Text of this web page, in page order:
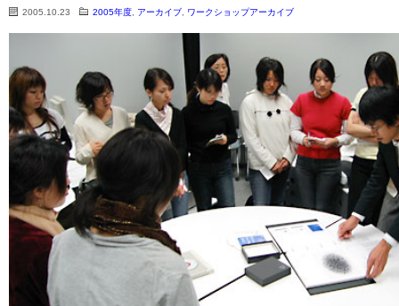
2005.10.23 2005年度 アーカイブ ワークショップアーカイブ